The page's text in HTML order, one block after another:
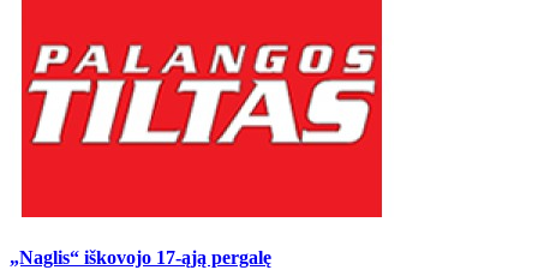
„Naglis“ iškovojo 17-ąją pergalę